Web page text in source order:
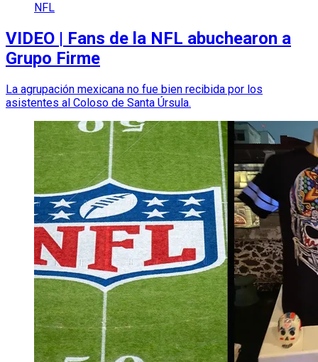
NFL
VIDEO | Fans de la NFL abuchearon a
Grupo Firme
La agrupación mexicana no fue bien recibida por los
asistentes al Coloso de Santa Úrsula.